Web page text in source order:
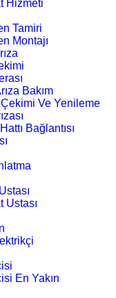
Hizmeti
Tamiri
Montajı
Bakım
Ve Yenileme
Bağlantısı
Ustası
En Yakın